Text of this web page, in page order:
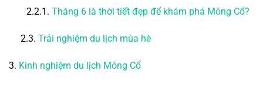
2.2.1. Tháng 6 là thời tiết đẹp để khám phá Mông Cổ?
2.3. Trải nghiệm du lịch mùa hè
3. Kinh nghiệm du lịch Mông Cổ